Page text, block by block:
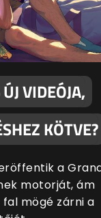
VIDEÓJA,
KÖTVE?
a
motorját, ám
mögé zárni a